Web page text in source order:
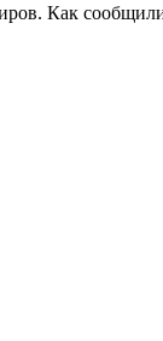
Как